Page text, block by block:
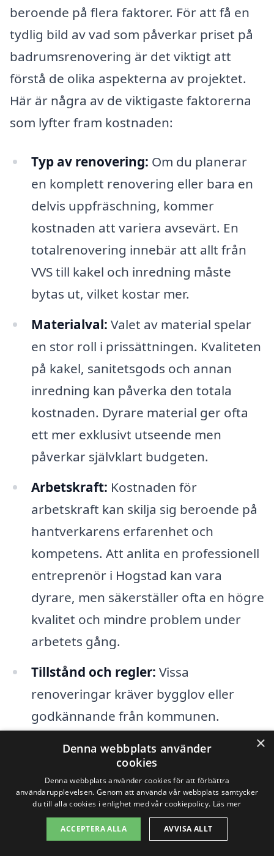
beroende på flera faktorer. För att få en
tydlig bild av vad som påverkar priset på
badrumsrenovering är det viktigt att
förstå de olika aspekterna av projektet.
Här är några av de viktigaste faktorerna
som lyfter fram kostnaden:
Typ av renovering: Om du planerar
en komplett renovering eller bara en
delvis uppfräschning, kommer
kostnaden att variera avsevärt. En
totalrenovering innebär att allt från
VVS till kakel och inredning måste
bytas ut, vilket kostar mer.
Materialval: Valet av material spelar
en stor roll i prissättningen. Kvaliteten
på kakel, sanitetsgods och annan
inredning kan påverka den totala
kostnaden. Dyrare material ger ofta
ett mer exklusivt utseende men
påverkar självklart budgeten.
Arbetskraft: Kostnaden för
arbetskraft kan skilja sig beroende på
hantverkarens erfarenhet och
kompetens. Att anlita en professionell
entreprenör i Hogstad kan vara
dyrare, men säkerställer ofta en högre
kvalitet och mindre problem under
arbetets gång.
Tillstånd och regler: Vissa
renoveringar kräver bygglov eller
godkännande från kommunen.
Kontakta alltid lokala myndigheter för
att säkerställa att alla regler följs,
vilket kan påverka tidslinjen och
kostnaderna för projektet.
Genom att få flera offerter från olika
×
Denna webbplats använder
cookies
Denna webbplats använder cookies för att förbättra
användarupplevelsen. Genom att använda vår webbplats samtycker
du till alla cookies i enlighet med vår cookiepolicy. Läs mer
ACCEPTERA ALLA AVVISA ALLT